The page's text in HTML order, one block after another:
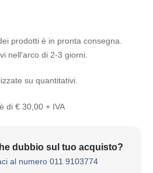
prodotti è in pronta consegna.
nell'arco di 2-3 giorni.
su quantitativi.
di € 30,00 + IVA
dubbio sul tuo acquisto?
al numero 011 9103774